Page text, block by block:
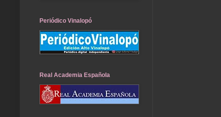
Periódico Vinalopó
Real Academia Española